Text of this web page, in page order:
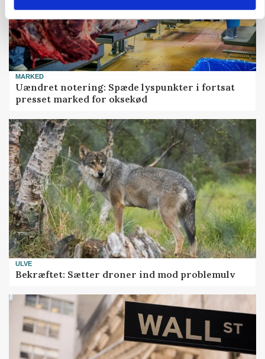
MARKED
Uændret notering: Spæde lyspunkter i fortsat
presset marked for oksekød
ULVE
Bekræftet: Sætter droner ind mod problemulv